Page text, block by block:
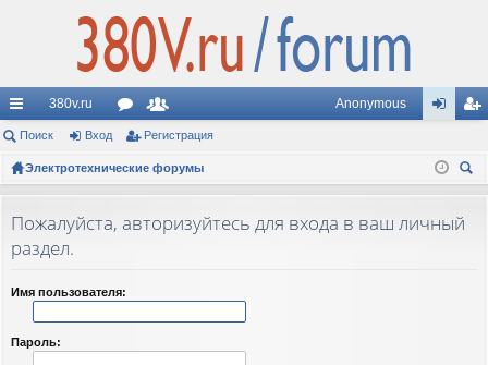
с
ы
и
380v.ru
ор
ум
ол
ьз
ат
и
Anonymous
д ис
Поиск Вход Регистрация
Электротехнические форумы
ск
Пожалуйста, авторизуйтесь для входа в ваш личный
раздел.
Имя пользователя:
Пароль: